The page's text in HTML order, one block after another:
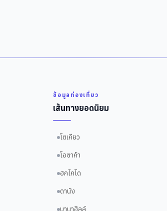
ข้อมูลท่องเที่ยว
เส้นทางยอดนิยม
โตเกียว
โอซาก้า
ฮกไกโด
ดานัง
บานาฮิลล์